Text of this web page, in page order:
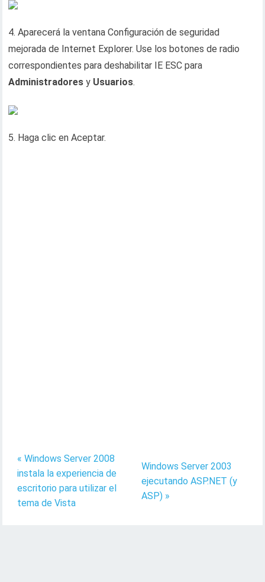
4. Aparecerá la ventana Configuración de seguridad
mejorada de Internet Explorer. Use los botones de radio
correspondientes para deshabilitar IE ESC para
Administradores y Usuarios.
5. Haga clic en Aceptar.
« Windows Server 2008
instala la experiencia de
escritorio para utilizar el
tema de Vista
Windows Server 2003
ejecutando ASP.NET (y
ASP) »